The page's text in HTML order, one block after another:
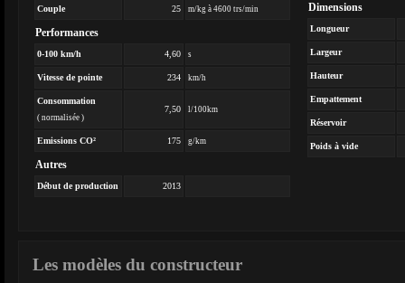
Couple 25 m/kg à 4600 trs/min
Performances
0-100 km/h 4,60 s
Vitesse de pointe 234 km/h
Consommation
( normalisée )
7,50 l/100km
Emissions CO² 175 g/km
Autres
Début de production 2013
Dimensions
Longueur
Largeur
Hauteur
Empattement
Réservoir
Poids à vide
Les modèles du constructeur